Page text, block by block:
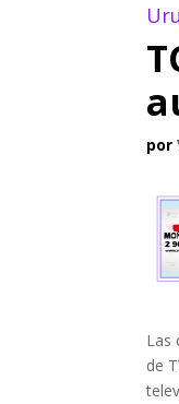
por
Las
de